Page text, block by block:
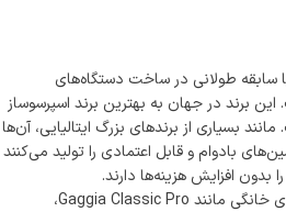
سابقه طولانی در ساخت دستگاه‌های
این برند در جهان به بهترین برند اسپرسوساز
بسیاری از برندهای بزرگ ایتالیایی، آن‌ها
بادوام و قابل اعتمادی را تولید می‌کنند
بدون افزایش هزینه‌ها دارند.
از سری نوآوری‌های آن‌ها، ماشین‌های خانگی مانند Gaggia Classic Pro،